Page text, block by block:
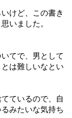
けど、この書き
いました。
てで、男として
は難しいなとい
ているので、自
みたいな気持ち